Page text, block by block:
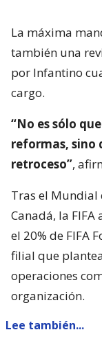
La máxima
también una
por Infantino
cargo.
“No es sólo
reformas, sino
retroceso”,
Tras el Mundial
Canadá, la
el 20% de FIFA
filial que
operaciones
organización.
Lee también...